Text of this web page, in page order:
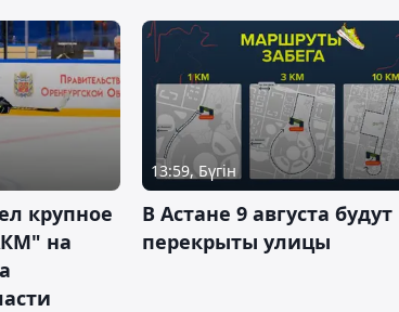
крупное
на
13:59, Бүгін
В Астане 9 августа будут
перекрыты улицы